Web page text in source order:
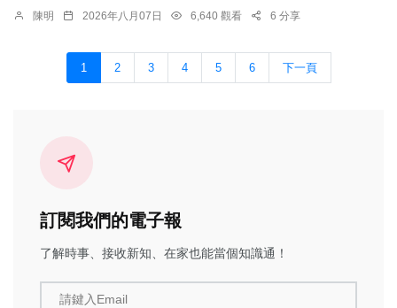
陳明 2026年八月07日 6,640 觀看 6 分享
1 2 3 4 5 6 下一頁
訂閱我們的電子報
了解時事、接收新知、在家也能當個知識通！
請鍵入Email